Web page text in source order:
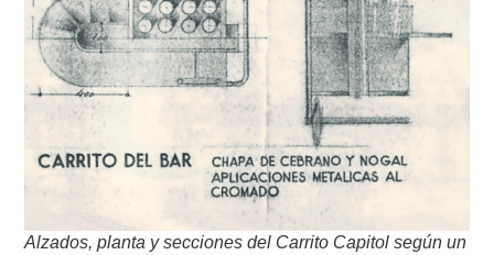
Alzados, planta y secciones del Carrito Capitol según un